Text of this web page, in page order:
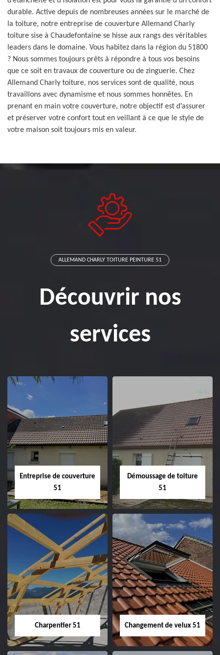
durable. Active depuis de nombreuses années sur le marché de
la toiture, notre entreprise de couverture Allemand Charly
toiture sise à Chaudefontaine se hisse aux rangs des véritables
leaders dans le domaine. Vous habitez dans la région du 51800
? Nous sommes toujours prêts à répondre à tous vos besoins
que ce soit en travaux de couverture ou de zinguerie. Chez
Allemand Charly toiture, nos services sont de qualité, nous
travaillons avec dynamisme et nous sommes honnêtes. En
prenant en main votre couverture, notre objectif est d’assurer
et préserver votre confort tout en veillant à ce que le style de
votre maison soit toujours mis en valeur.
ALLEMAND CHARLY TOITURE PEINTURE 51
Découvrir nos
services
Entreprise de couverture
51
Entreprise de
couverture 51
Démoussage de toiture
51
Démoussage de
toiture 51
Charpentier 51 Changement de velux 51